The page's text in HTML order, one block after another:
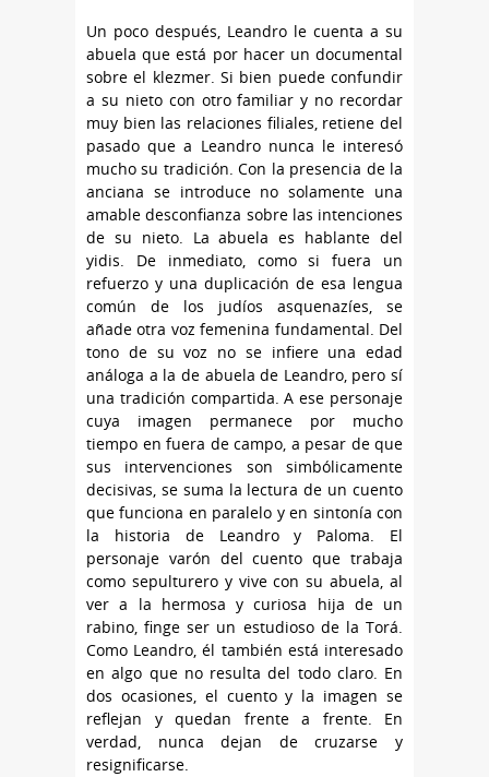
Un poco después, Leandro le cuenta a su
abuela que está por hacer un documental
sobre el klezmer. Si bien puede confundir
a su nieto con otro familiar y no recordar
muy bien las relaciones filiales, retiene del
pasado que a Leandro nunca le interesó
mucho su tradición. Con la presencia de la
anciana se introduce no solamente una
amable desconfianza sobre las intenciones
de su nieto. La abuela es hablante del
yidis. De inmediato, como si fuera un
refuerzo y una duplicación de esa lengua
común de los judíos asquenazíes, se
añade otra voz femenina fundamental. Del
tono de su voz no se infiere una edad
análoga a la de abuela de Leandro, pero sí
una tradición compartida. A ese personaje
cuya imagen permanece por mucho
tiempo en fuera de campo, a pesar de que
sus intervenciones son simbólicamente
decisivas, se suma la lectura de un cuento
que funciona en paralelo y en sintonía con
la historia de Leandro y Paloma. El
personaje varón del cuento que trabaja
como sepulturero y vive con su abuela, al
ver a la hermosa y curiosa hija de un
rabino, finge ser un estudioso de la Torá.
Como Leandro, él también está interesado
en algo que no resulta del todo claro. En
dos ocasiones, el cuento y la imagen se
reflejan y quedan frente a frente. En
verdad, nunca dejan de cruzarse y
resignificarse.